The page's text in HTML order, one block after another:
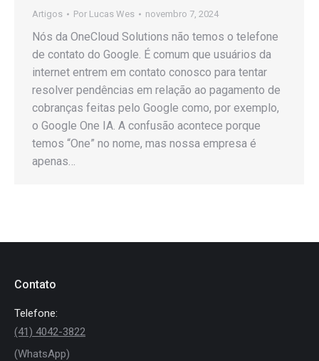
Artigos Por Lucas Wes novembro 7, 2024
Nós da OneCloud Solutions não temos o telefone
de contato do Google. É comum que usuários da
internet entrem em contato conosco para tentar
resolver pendências em relação ao pagamento de
cobranças feitas pelo Google como, por exemplo,
o Google One IA. A confusão acontece porque
temos “One” no nome, mas nossa empresa é
apenas…
Contato
Telefone:
(41) 4042-3822
(WhatsApp)